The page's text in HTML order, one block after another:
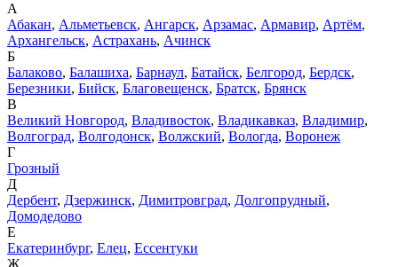
А
Абакан, Альметьевск, Ангарск, Арзамас, Армавир, Артём,
Архангельск, Астрахань, Ачинск
Б
Балаково, Балашиха, Барнаул, Батайск, Белгород, Бердск,
Березники, Бийск, Благовещенск, Братск, Брянск
В
Великий Новгород, Владивосток, Владикавказ, Владимир,
Волгоград, Волгодонск, Волжский, Вологда, Воронеж
Г
Грозный
Д
Дербент, Дзержинск, Димитровград, Долгопрудный,
Домодедово
Е
Екатеринбург, Елец, Ессентуки